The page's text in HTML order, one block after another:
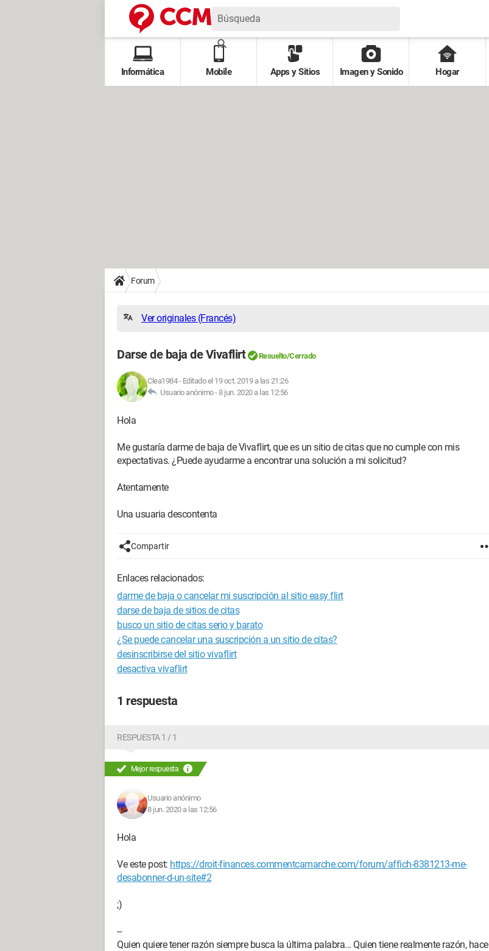
Informática Mobile Apps y Sitios Imagen y Sonido Hogar
Forum
Ver originales (Francés)
Darse de baja de Vivaflirt Resuelto/Cerrado
Clea1984- Editado el 19 oct. 2019 a las 21:26
Usuario anónimo -8 jun. 2020 a las 12:56
Hola
Me gustaría darme de baja de Vivaflirt, que es un sitio de citas que no cumple con mis
expectativas. ¿Puede ayudarme a encontrar una solución a mi solicitud?
Atentamente
Una usuaria descontenta
Compartir
Enlaces relacionados:
darme de baja o cancelar mi suscripción al sitio easy flirt
darse de baja de sitios de citas
busco un sitio de citas serio y barato
¿Se puede cancelar una suscripción a un sitio de citas?
desinscribirse del sitio vivaflirt
desactiva vivaflirt
1 respuesta
RESPUESTA 1 / 1
Mejor respuesta
Usuario anónimo
8 jun. 2020 a las 12:56
Hola
Ve este post: https://droit-finances.commentcamarche.com/forum/affich-8381213-me-
desabonner-d-un-site#2
;)
--
Quien quiere tener razón siempre busca la última palabra... Quien tiene realmente razón, hace